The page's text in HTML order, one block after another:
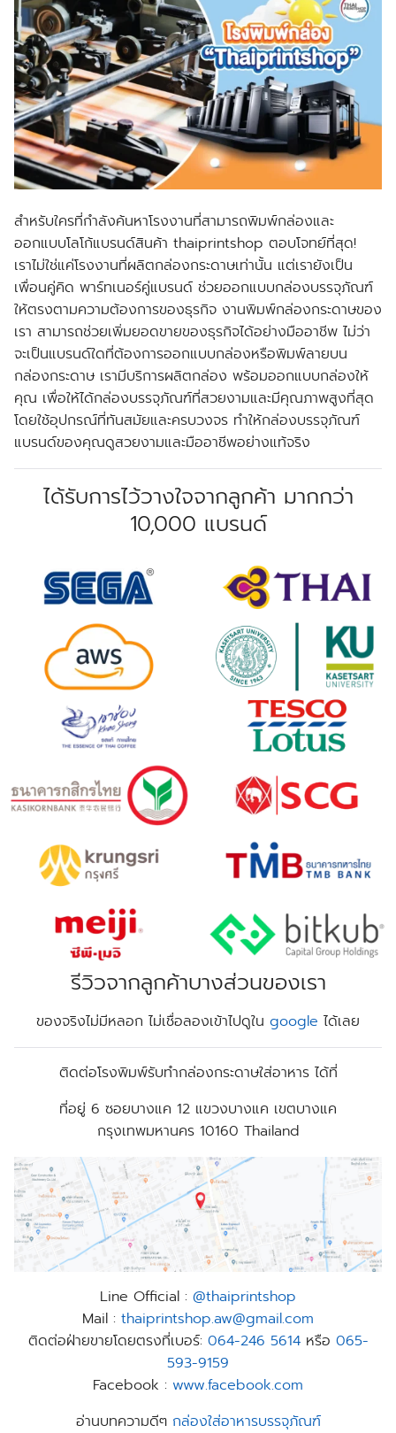
สำหรับใครที่กำลังค้นหาโรงงานที่สามารถพิมพ์กล่องและ
ออกแบบโลโก้แบรนด์สินค้า thaiprintshop ตอบโจทย์ที่สุด!
เราไม่ใช่แค่โรงงานที่ผลิตกล่องกระดาษเท่านั้น แต่เรายังเป็น
เพื่อนคู่คิด พาร์ทเนอร์คู่แบรนด์ ช่วยออกแบบกล่องบรรจุภัณฑ์
ให้ตรงตามความต้องการของธุรกิจ งานพิมพ์กล่องกระดาษของ
เรา สามารถช่วยเพิ่มยอดขายของธุรกิจได้อย่างมืออาชีพ ไม่ว่า
จะเป็นแบรนด์ใดที่ต้องการออกแบบกล่องหรือพิมพ์ลายบน
กล่องกระดาษ เรามีบริการผลิตกล่อง พร้อมออกแบบกล่องให้
คุณ เพื่อให้ได้กล่องบรรจุภัณฑ์ที่สวยงามและมีคุณภาพสูงที่สุด
โดยใช้อุปกรณ์ที่ทันสมัยและครบวงจร ทำให้กล่องบรรจุภัณฑ์
แบรนด์ของคุณดูสวยงามและมืออาชีพอย่างแท้จริง
ได้รับการไว้วางใจจากลูกค้า มากกว่า
10,000 แบรนด์
รีวิวจากลูกค้าบางส่วนของเรา
ของจริงไม่มีหลอก ไม่เชื่อลองเข้าไปดูใน google ได้เลย
ติดต่อโรงพิมพ์รับทํากล่องกระดาษใส่อาหาร ได้ที่
ที่อยู่ 6 ซอยบางแค 12 แขวงบางแค เขตบางแค
กรุงเทพมหานคร 10160 Thailand
Line Official : @thaiprintshop
Mail : thaiprintshop.aw@gmail.com
ติดต่อฝ่ายขายโดยตรงที่เบอร์: 064-246 5614หรือ 065-
593-9159
Facebook : www.facebook.com
อ่านบทความดีๆ กล่องใส่อาหารบรรจุภัณฑ์